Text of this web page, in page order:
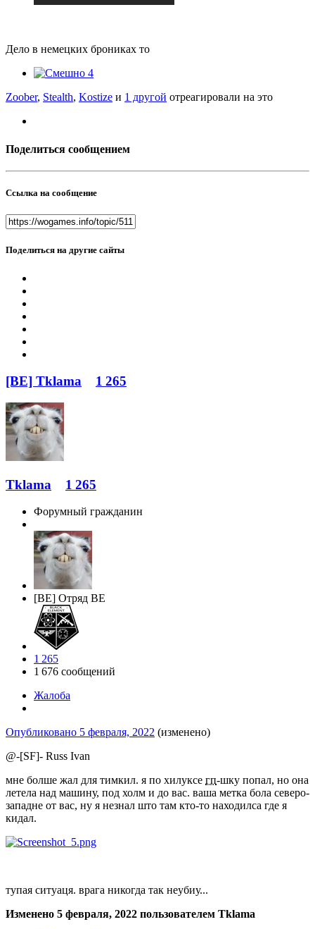
Дело в немецких брониках то
4
Zoober, Stealth, Kostize и 1 другой отреагировали на это
Поделиться сообщением
Ссылка на сообщение
Поделиться на другие сайты
[BE] Tklama 1 265
Tklama 1 265
Форумный гражданин
[BE] Отряд BE
1 265
1 676 сообщений
Жалоба
Опубликовано 5 февраля, 2022 (изменено)
@-[SF]- Russ Ivan
мне болше жал для тимкил. я по хилуксе гп-шку попал, но она
летела над машину, под холм и до вас. ваша метка бола северо-
западне от вас, ну я незнал што там кто-то находилса где я
кидал.
тупая ситуаця. врага никогда так неубиу...
Изменено 5 февраля, 2022 пользователем Tklama